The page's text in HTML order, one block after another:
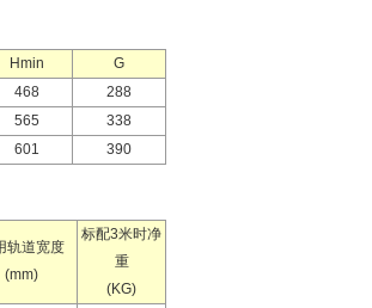
Hmin
G
468
288
565
338
601 390
轨道宽度
(mm)
标配3米时净
重
(KG)